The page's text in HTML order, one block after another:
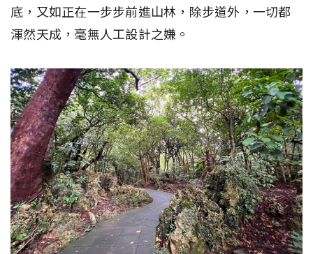
底，又如正在一步步前進山林，除步道外，一切都
渾然天成，毫無人工設計之嫌。